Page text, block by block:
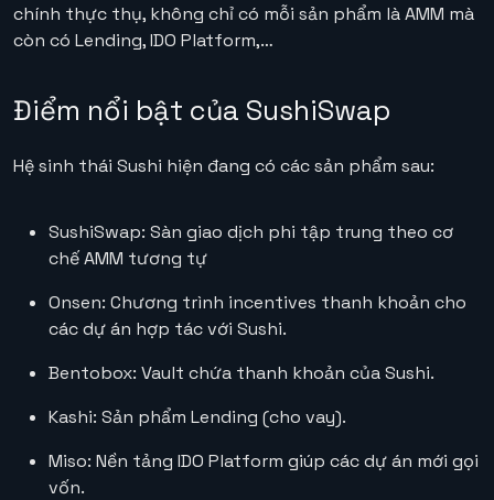
chính thực thụ, không chỉ có mỗi sản phẩm là AMM mà
còn có Lending, IDO Platform,…
Điểm nổi bật của SushiSwap
Hệ sinh thái Sushi hiện đang có các sản phẩm sau:
SushiSwap: Sàn giao dịch phi tập trung theo cơ
chế AMM tương tự
Onsen: Chương trình incentives thanh khoản cho
các dự án hợp tác với Sushi.
Bentobox: Vault chứa thanh khoản của Sushi.
Kashi: Sản phẩm Lending (cho vay).
Miso: Nền tảng IDO Platform giúp các dự án mới gọi
vốn.